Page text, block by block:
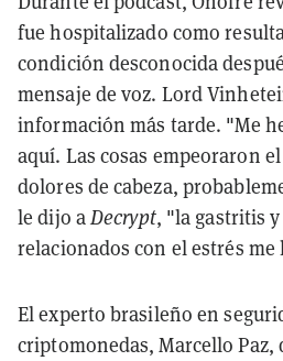
fue hospitalizado como
condición desconocida
mensaje de voz. Lord
información más tarde. "Me
aquí. Las cosas empeoraron
dolores de cabeza,
le dijo aDecrypt, "la gastritis y
relacionados con el estrés
El experto brasileño en
criptomonedas, Marcello Paz,